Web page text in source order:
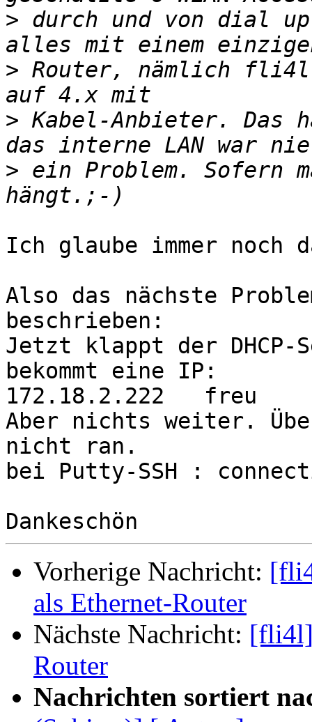
> durch und von dial
> Router, nämlich fli4l.
> Kabel-Anbieter. Das
> ein Problem. Sofern
Ich glaube immer noch
Also das nächste
beschrieben:
Jetzt klappt der DHCP-
bekommt eine IP:
172.18.2.222   freu
Aber nichts weiter.
nicht ran.
bei Putty-SSH :
Vorherige Nachricht:
als Ethernet-Router
Nächste Nachricht: [fli4l]
Router
Nachrichten sortiert